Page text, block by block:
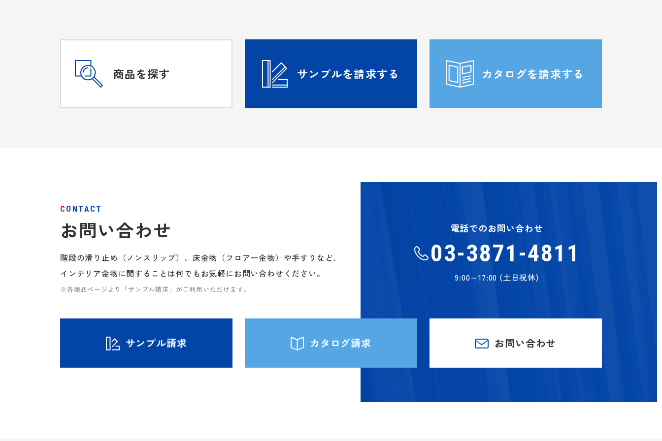
商品を探す サンプルを請求する カタログを請求する
CONTACT
お問い合わせ
階段の滑り止め（ノンスリップ）、床金物（フロアー金物）や手すりなど、
インテリア金物に関することは何でもお気軽にお問い合わせください。
※各商品ページより「サンプル請求」がご利用いただけます。
電話でのお問い合わせ
03-3871-4811
9:00～17:00 (土日祝休)
サンプル請求 カタログ請求 お問い合わせ